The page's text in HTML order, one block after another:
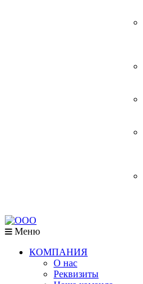
Меню
КОМПАНИЯ
О нас
Реквизиты